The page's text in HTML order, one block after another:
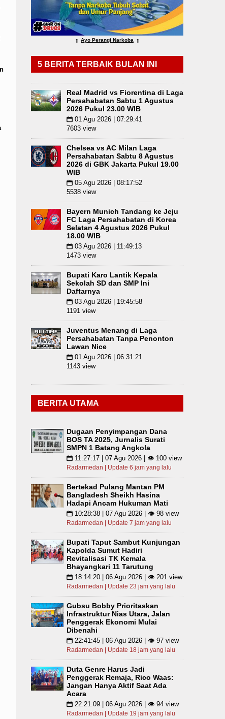
Mulai Dibenahi Duta Genre Harus Jadi
Angkola Risiko Tertular HIV/AIDS Melalui
22.00 WIB Juventus vs Inter Milan
⇑ Ayo Perangi Narkoba ⇑
5 BERITA TERBAIK BULAN INI
Real Madrid vs Fiorentina di Laga
Persahabatan Sabtu 1 Agustus
2026 Pukul 23.00 WIB
📅 01 Agu 2026 | 07:29:41
7603 view
Chelsea vs AC Milan Laga
Persahabatan Sabtu 8 Agustus
2026 di GBK Jakarta Pukul 19.00
WIB
📅 05 Agu 2026 | 08:17:52
5538 view
Bayern Munich Tandang ke Jeju
FC Laga Persahabatan di Korea
Selatan 4 Agustus 2026 Pukul
18.00 WIB
📅 03 Agu 2026 | 11:49:13
1473 view
Bupati Karo Lantik Kepala
Sekolah SD dan SMP Ini
Daftarnya
📅 03 Agu 2026 | 19:45:58
1191 view
Juventus Menang di Laga
Persahabatan Tanpa Penonton
Lawan Nice
📅 01 Agu 2026 | 06:31:21
1143 view
BERITA UTAMA
Dugaan Penyimpangan Dana
BOS TA 2025, Jurnalis Surati
SMPN 1 Batang Angkola
📅 11:27:17 | 07 Agu 2026 | 👁 100 view
Radarmedan | Update 6 jam yang lalu
Bertekad Pulang Mantan PM
Bangladesh Sheikh Hasina
Hadapi Ancam Hukuman Mati
📅 10:28:38 | 07 Agu 2026 | 👁 98 view
Radarmedan | Update 7 jam yang lalu
Bupati Taput Sambut Kunjungan
Kapolda Sumut Hadiri
Revitalisasi TK Kemala
Bhayangkari 11 Tarutung
📅 18:14:20 | 06 Agu 2026 | 👁 201 view
Radarmedan | Update 23 jam yang lalu
Gubsu Bobby Prioritaskan
Infrastruktur Nias Utara, Jalan
Penggerak Ekonomi Mulai
Dibenahi
📅 22:41:45 | 06 Agu 2026 | 👁 97 view
Radarmedan | Update 18 jam yang lalu
Duta Genre Harus Jadi
Penggerak Remaja, Rico Waas:
Jangan Hanya Aktif Saat Ada
Acara
📅 22:21:09 | 06 Agu 2026 | 👁 94 view
Radarmedan | Update 19 jam yang lalu